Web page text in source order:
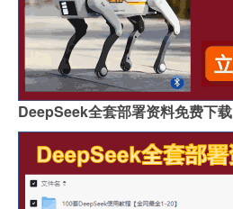
DeepSeek全套部署资料免费下载